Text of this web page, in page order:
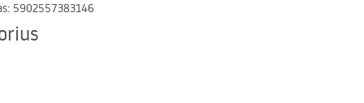
: 5902557383146